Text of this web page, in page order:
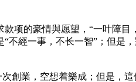
项的豪情與愿望，“一叶障目
經一事，不长一智”；但是
創業，空想着樂成；但是，